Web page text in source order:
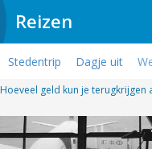
Reizen
Stedentrip Dagje uit
Hoeveel geld kun je terugkrijgen